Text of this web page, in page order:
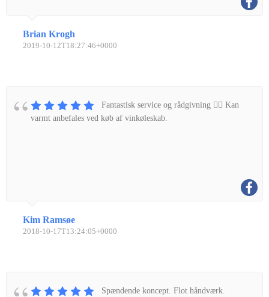
Brian Krogh
2019-10-12T18:27:46+0000
Fantastisk service og rådgivning 👌🏼 Kan
varmt anbefales ved køb af vinkøleskab.
Kim Ramsøe
2018-10-17T13:24:05+0000
Spændende koncept. Flot håndværk.